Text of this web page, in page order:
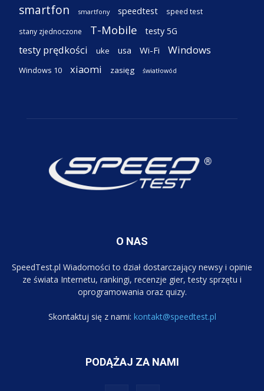
smartfon smartfony speedtest speed test
stany zjednoczone T-Mobile testy 5G
testy prędkości uke usa Wi-Fi Windows
Windows 10 xiaomi zasięg światłowód
O NAS
SpeedTest.pl Wiadomości to dział dostarczający newsy i opinie
ze świata Internetu, rankingi, recenzje gier, testy sprzętu i
oprogramowania oraz quizy.
Skontaktuj się z nami: kontakt@speedtest.pl
PODĄŻAJ ZA NAMI